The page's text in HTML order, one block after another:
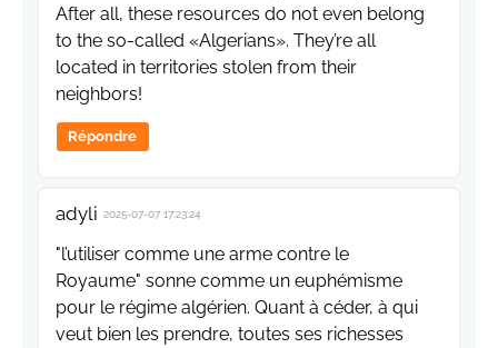
After all, these resources do not even belong
to the so-called «Algerians». They’re all
located in territories stolen from their
neighbors!
Répondre
adyli 2025-07-07 17:23:24
"l’utiliser comme une arme contre le
Royaume" sonne comme un euphémisme
pour le régime algérien. Quant à céder, à qui
veut bien les prendre, toutes ses richesses